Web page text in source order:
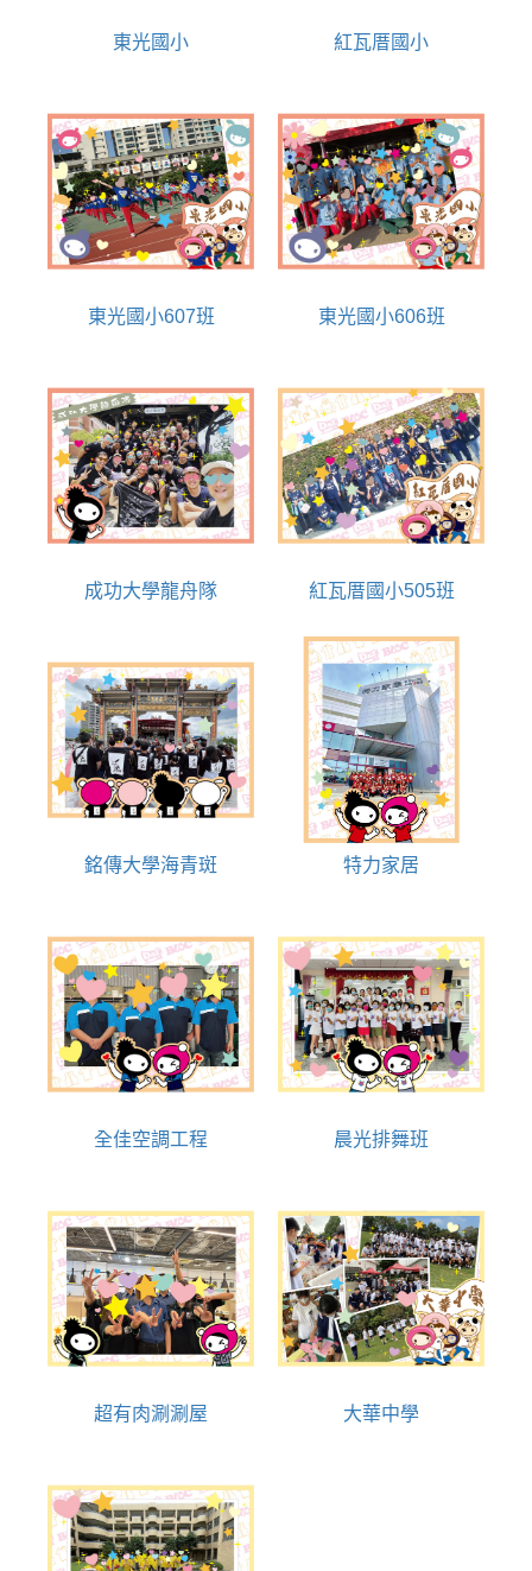
東光國小 紅瓦厝國小
東光國小607班 東光國小606班
成功大學龍舟隊 紅瓦厝國小505班
銘傳大學海青斑 特力家居
全佳空調工程 晨光排舞班
超有肉涮涮屋 大華中學